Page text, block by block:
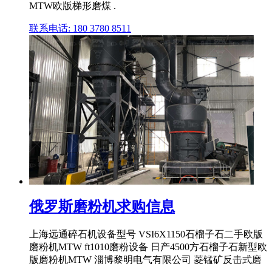
MTW欧版梯形磨煤 .
联系电话: 180 3780 8511
俄罗斯磨粉机求购信息
上海远通碎石机设备型号 VSI6X1150石榴子石二手欧版
磨粉机MTW ft1010磨粉设备 日产4500方石榴子石新型欧
版磨粉机MTW 淄博黎明电气有限公司 菱锰矿反击式磨